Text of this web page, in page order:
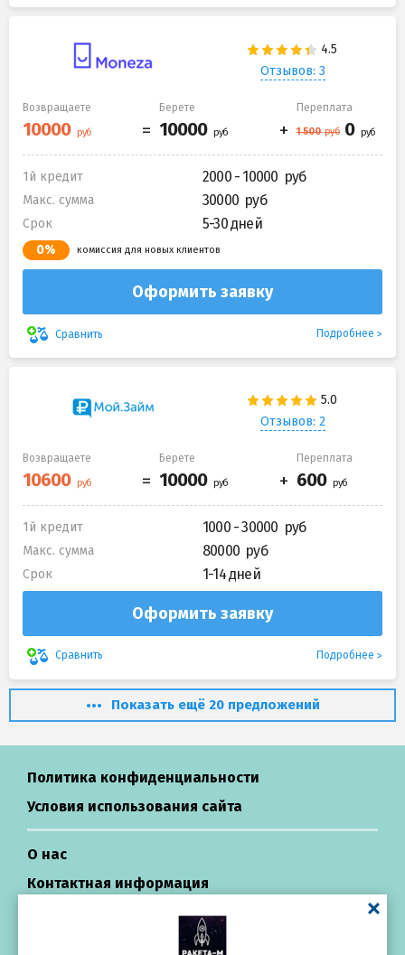
Отзывов: 3
Возвращаете Берете Переплата
1й кредит 2000 - 10000
Макс. сумма 30000
Срок 5-30 дней
0% комиссия для новых клиентов
Оформить заявку
Сравнить Подробнее
Отзывов: 2
Возвращаете Берете Переплата
1й кредит 1000 - 30000
Макс. сумма 80000
Срок 1-14 дней
Оформить заявку
Сравнить Подробнее
Показать ещё 20 предложений
Политика конфиденциальности
Условия использования сайта
О нас
Контактная информация